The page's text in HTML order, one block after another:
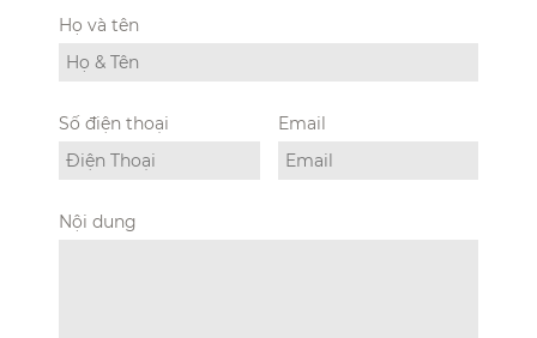
Họ và tên
Số điện thoại Email
Nội dung